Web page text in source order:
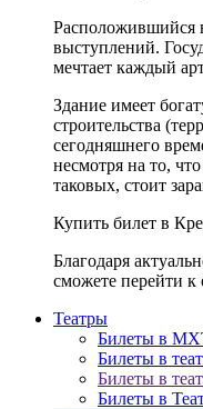
Расположившийся
выступлений.
мечтает каждый
Здание имеет
строительства
сегодняшнего
несмотря на то,
таковых, стоит
Купить билет в
Благодаря
сможете перейти к
Театры
Билеты в
Билеты в
Билеты в
Билеты в